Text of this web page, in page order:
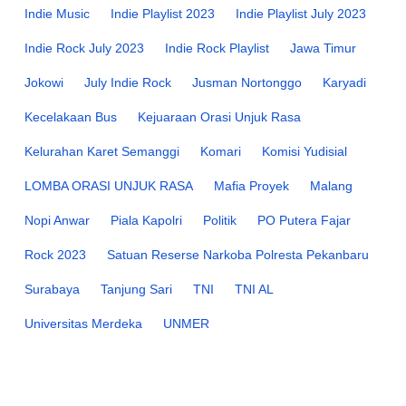
Indie Music Indie Playlist 2023 Indie Playlist July 2023
Indie Rock July 2023 Indie Rock Playlist Jawa Timur
Jokowi July Indie Rock Jusman Nortonggo Karyadi
Kecelakaan Bus Kejuaraan Orasi Unjuk Rasa
Kelurahan Karet Semanggi Komari Komisi Yudisial
LOMBA ORASI UNJUK RASA Mafia Proyek Malang
Nopi Anwar Piala Kapolri Politik PO Putera Fajar
Rock 2023 Satuan Reserse Narkoba Polresta Pekanbaru
Surabaya Tanjung Sari TNI TNI AL
Universitas Merdeka UNMER